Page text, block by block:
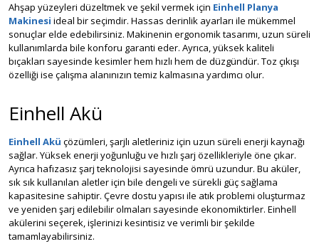
Ahşap yüzeyleri düzeltmek ve şekil vermek için Einhell Planya
Makinesi ideal bir seçimdir. Hassas derinlik ayarları ile mükemmel
sonuçlar elde edebilirsiniz. Makinenin ergonomik tasarımı, uzun süreli
kullanımlarda bile konforu garanti eder. Ayrıca, yüksek kaliteli
bıçakları sayesinde kesimler hem hızlı hem de düzgündür. Toz çıkışı
özelliği ise çalışma alanınızın temiz kalmasına yardımcı olur.
Einhell Akü
Einhell Akü çözümleri, şarjlı aletleriniz için uzun süreli enerji kaynağı
sağlar. Yüksek enerji yoğunluğu ve hızlı şarj özellikleriyle öne çıkar.
Ayrıca hafızasız şarj teknolojisi sayesinde ömrü uzundur. Bu aküler,
sık sık kullanılan aletler için bile dengeli ve sürekli güç sağlama
kapasitesine sahiptir. Çevre dostu yapısı ile atık problemi oluşturmaz
ve yeniden şarj edilebilir olmaları sayesinde ekonomiktirler. Einhell
akülerini seçerek, işlerinizi kesintisiz ve verimli bir şekilde
tamamlayabilirsiniz.